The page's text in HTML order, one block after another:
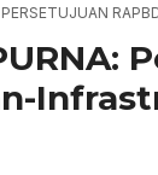
PERSETUJUAN